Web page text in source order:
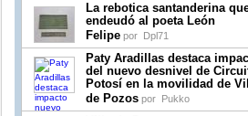
La rebotica santanderina
endeudó al poeta León
Felipe por Dpl71
Paty Aradillas destaca
del nuevo desnivel de
Potosí en la movilidad de
de Pozos por Pukko